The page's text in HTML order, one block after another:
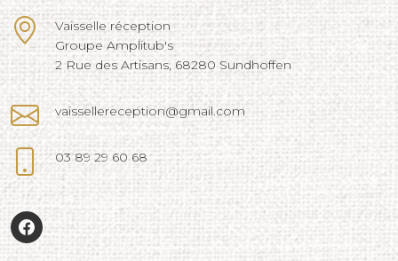
Vaisselle réception
Groupe Amplitub's
2 Rue des Artisans, 68280 Sundhoffen
vaissellereception@gmail.com
03 89 29 60 68